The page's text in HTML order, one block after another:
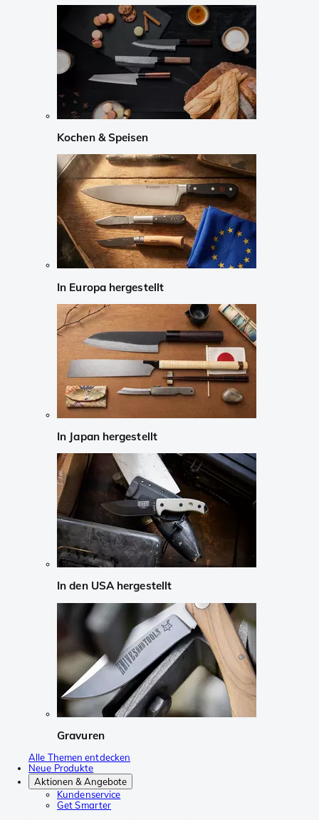
Kochen & Speisen
In Europa hergestellt
In Japan hergestellt
In den USA hergestellt
Gravuren
Alle Themen entdecken
Neue Produkte
Aktionen & Angebote
Kundenservice
Get Smarter